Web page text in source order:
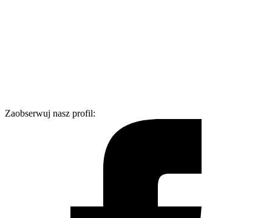
Zaobserwuj nasz profil: